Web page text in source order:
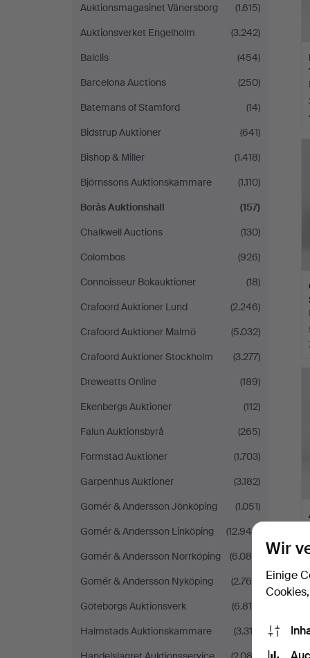
Auktionsmagasinet Vänersborg
(1.615)
Auktionsverket Engelholm
(3.242)
Balclis
(454)
Barcelona Auctions
(250)
Batemans of Stamford
(14)
Bidstrup Auktioner
(641)
Bishop & Miller
(1.418)
Björnssons Auktionskammare
(1.110)
Borås Auktionshall
(157)
Chalkwell Auctions
(130)
Colombos
(926)
Connoisseur Bokauktioner
(18)
Crafoord Auktioner Lund
(2.246)
Crafoord Auktioner Malmö
(5.032)
Crafoord Auktioner Stockholm
(3.277)
Dreweatts Online
(189)
Ekenbergs Auktioner
(112)
Falun Auktionsbyrå
(265)
Formstad Auktioner
(1.703)
Garpenhus Auktioner
(3.182)
Gomér & Andersson Jönköping
(1.051)
Gomér & Andersson Linköping
(12.944)
Gomér & Andersson Norrköping
(6.085)
Gomér & Andersson Nyköping
(2.766)
Göteborgs Auktionsverk
(6.818)
Halmstads Auktionskammare
(3.312)
Wir
Einige